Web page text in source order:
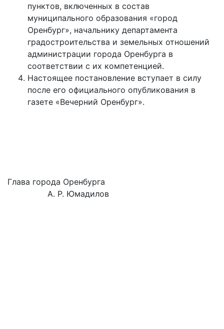
пунктов, включенных в состав
муниципального образования «город
Оренбург», начальнику департамента
градостроительства и земельных отношений
администрации города Оренбурга в
соответствии с их компетенцией.
Настоящее постановление вступает в силу
после его официального опубликования в
газете «Вечерний Оренбург».
Глава города Оренбурга
А. Р. Юмадилов